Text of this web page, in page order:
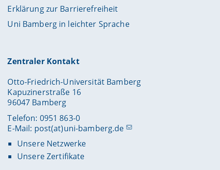
Erklärung zur Barrierefreiheit
Uni Bamberg in leichter Sprache
Zentraler Kontakt
Otto-Friedrich-Universität Bamberg
Kapuzinerstraße 16
96047 Bamberg
Telefon: 0951 863-0
E-Mail: post(at)uni-bamberg.de
Unsere Netzwerke
Unsere Zertifikate